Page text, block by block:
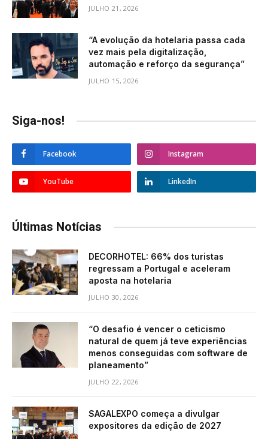
JULHO 21, 2026
“A evolução da hotelaria passa cada
vez mais pela digitalização,
automação e reforço da segurança”
JULHO 15, 2026
Siga-nos!
Facebook Instagram
YouTube LinkedIn
Últimas Notícias
DECORHOTEL: 66% dos turistas
regressam a Portugal e aceleram
aposta na hotelaria
JULHO 30, 2026
“O desafio é vencer o ceticismo
natural de quem já teve experiências
menos conseguidas com software de
planeamento”
JULHO 22, 2026
SAGALEXPO começa a divulgar
expositores da edição de 2027